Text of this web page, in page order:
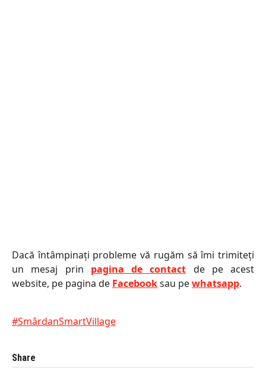
Dacă întâmpinați probleme vă rugăm să îmi trimiteți
un mesaj prin pagina de contact de pe acest
website, pe pagina de Facebooksau pewhatsapp.
#SmârdanSmartVillage
Share